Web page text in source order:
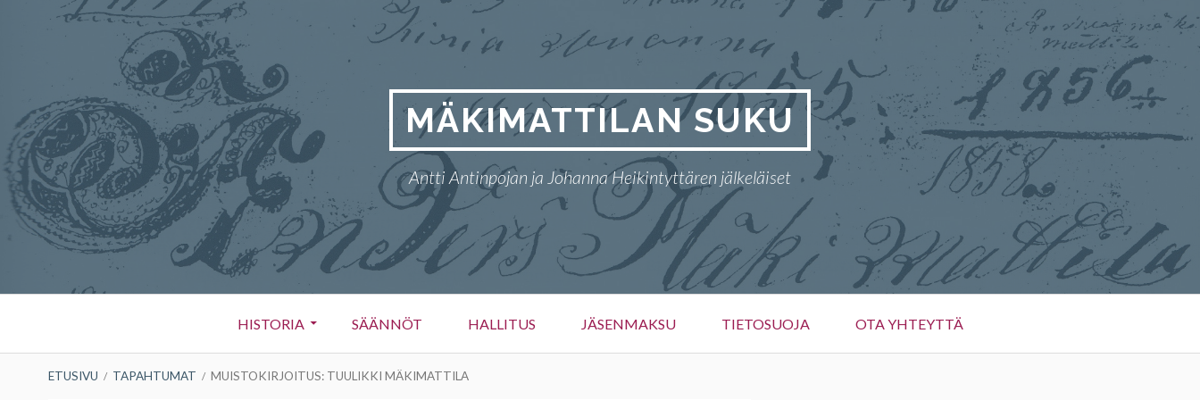
MÄKIMATTILAN SUKU
Antti Antinpojan ja Johanna Heikintyttären jälkeläiset
valikko
HISTORIA SÄÄNNÖT HALLITUS JÄSENMAKSU TIETOSUOJA OTA YHTEYTTÄ
MURUPOLKU
ETUSIVU TAPAHTUMAT MUISTOKIRJOITUS: TUULIKKI MÄKIMATTILA